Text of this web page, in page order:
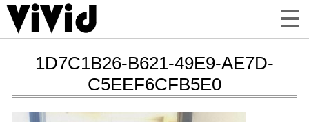
1D7C1B26-B621-49E9-AE7D-
C5EEF6CFB5E0